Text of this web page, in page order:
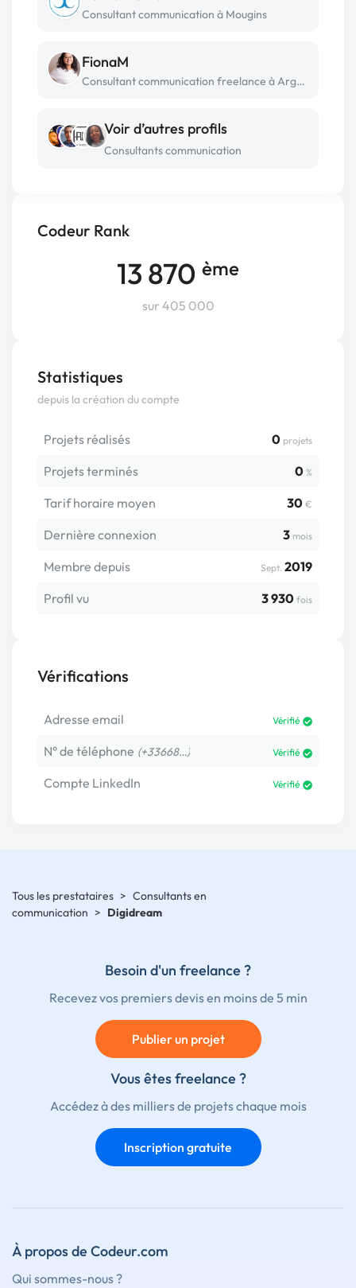
Codeur Rank
13 870 ème
sur 405 000
Statistiques
depuis la création du compte
Projets réalisés 0 projets
Projets terminés 0 %
Tarif horaire moyen 30 €
Dernière connexion 3 mois
Membre depuis Sept. 2019
Profil vu
3 930 fois
Vérifications
Adresse email Vérifié
N° de téléphone (+33668…) Vérifié
Compte LinkedIn Vérifié
Consultant communication à Mougins
FionaM
Consultant communication freelance à Argenteuil
Voir d’autres profils
Consultants communication
Tous les prestataires > Consultants en
communication > Digidream
Besoin d'un freelance ?
Recevez vos premiers devis en moins de 5 min
Publier un projet
Vous êtes freelance ?
Accédez à des milliers de projets chaque mois
Inscription gratuite
À propos de Codeur.com
Qui sommes-nous ?